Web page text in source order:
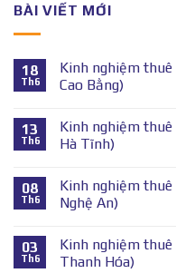
BÀI VIẾT MỚI
18
Th6
Kinh nghiệm
Cao Bằng)
13
Th6
Kinh nghiệm
Hà Tĩnh)
08
Th6
Kinh nghiệm
Nghệ An)
03
Th6
Kinh nghiệm
Thanh Hóa)